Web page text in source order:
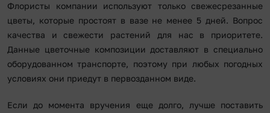
Флористы компании используют только свежесрезанные
цветы, которые простоят в вазе не менее 5 дней. Вопрос
качества и свежести растений для нас в приоритете.
Данные цветочные композиции доставляют в специально
оборудованном транспорте, поэтому при любых погодных
условиях они приедут в первозданном виде.
Если до момента вручения еще долго, лучше поставить